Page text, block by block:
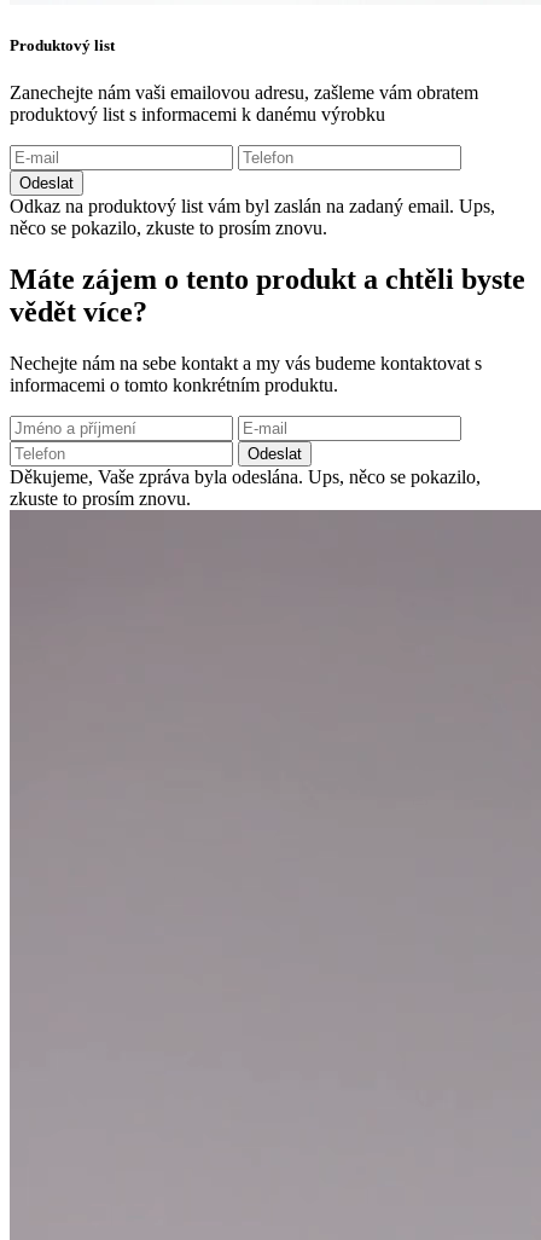
Produktový list
Zanechejte nám vaši emailovou adresu, zašleme vám obratem
produktový list s informacemi k danému výrobku
Odeslat
Odkaz na produktový list vám byl zaslán na zadaný email. Ups,
něco se pokazilo, zkuste to prosím znovu.
Máte zájem o tento produkt a chtěli byste
vědět více?
Nechejte nám na sebe kontakt a my vás budeme kontaktovat s
informacemi o tomto konkrétním produktu.
Odeslat
Děkujeme, Vaše zpráva byla odeslána. Ups, něco se pokazilo,
zkuste to prosím znovu.